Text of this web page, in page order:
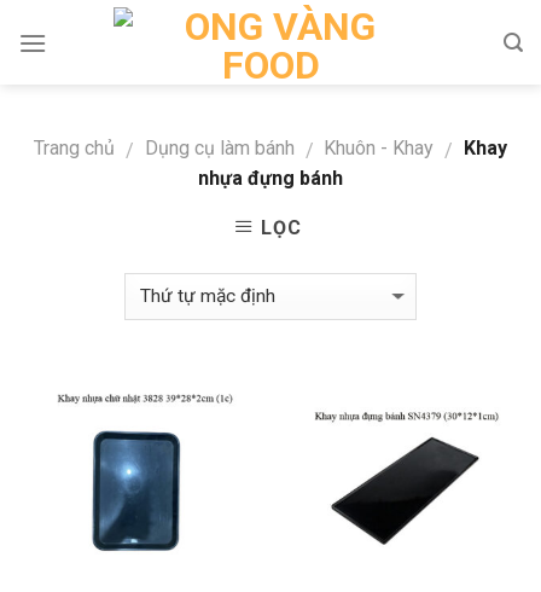
Trang chủ / Dụng cụ làm bánh / Khuôn - Khay / Khay
nhựa đựng bánh
LỌC